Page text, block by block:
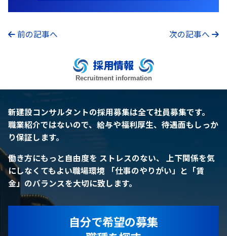
前の記事へ 次の記事へ
採用情報
Recruitment information
新建設コンサルタントの採用募集は全て社員募集です。
職業紹介ではないので、給与や福利厚生、待遇面もしっか
り保証します。
働き方にもっと自由度を ストレスのない、 上下関係を気
にしなくてもよい職場環境 「仕事のやりがい」と「賃
金」のバランスを大切に致します。
自分で希望の募集